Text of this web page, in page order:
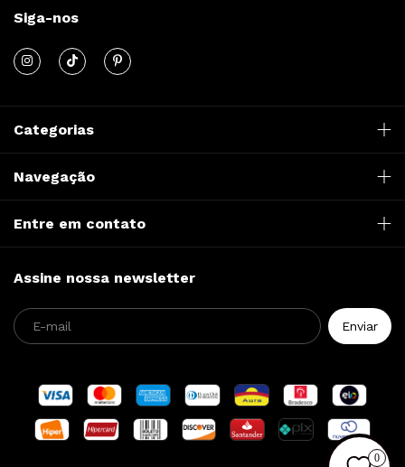
Siga-nos
Categorias
Navegação
Entre em contato
Assine nossa newsletter
0